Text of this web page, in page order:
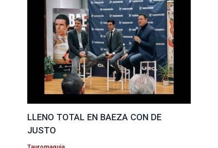
LLENO TOTAL EN BAEZA CON DE
JUSTO